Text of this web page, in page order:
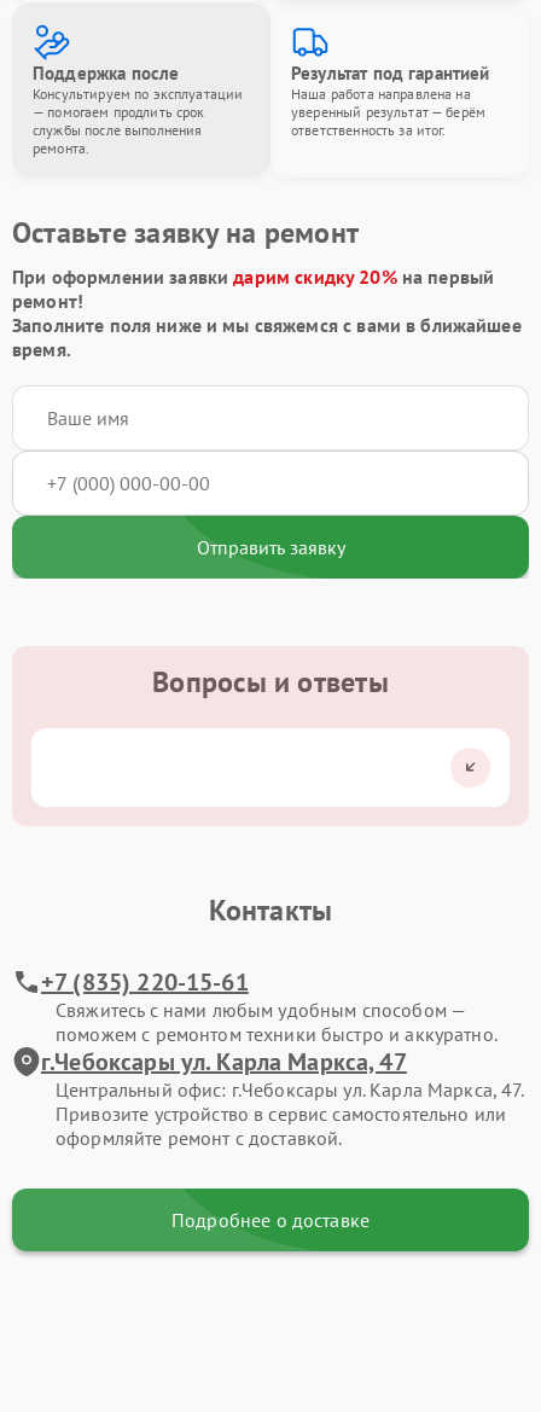
Поддержка после
Консультируем по эксплуатации
— помогаем продлить срок
службы после выполнения
ремонта.
Результат под гарантией
Наша работа направлена на
уверенный результат — берём
ответственность за итог.
Оставьте заявку на ремонт
При оформлении заявкидарим скидку 20%на первый
ремонт!
Заполните поля ниже и мы свяжемся с вами в ближайшее
время.
Отправить заявку
Вопросы и ответы
Контакты
+7 (835) 220-15-61
Свяжитесь с нами любым удобным способом —
поможем с ремонтом техники быстро и аккуратно.
г.Чебоксары ул. Карла Маркса, 47
Центральный офис: г.Чебоксары ул. Карла Маркса, 47.
Привозите устройство в сервис самостоятельно или
оформляйте ремонт с доставкой.
Подробнее о доставке